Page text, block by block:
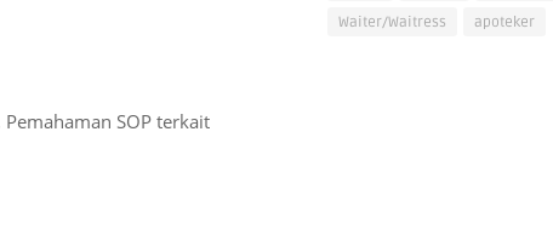
SOP terkait
Waiter/Waitress
apoteker